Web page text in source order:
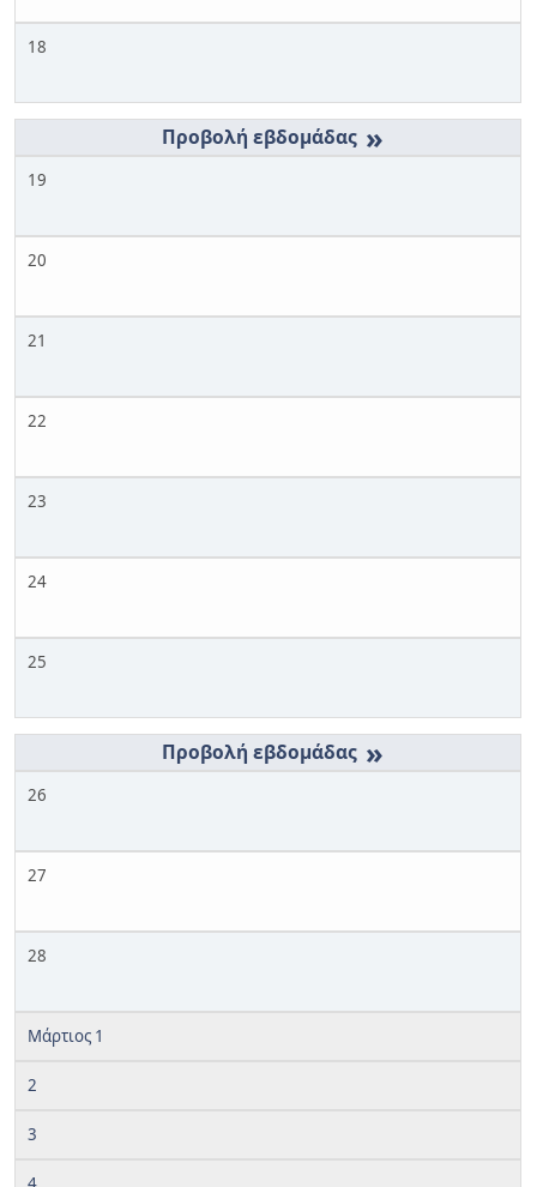
18
»
19
20
21
22
23
24
25
»
26
27
28
Μάρτιος 1
2
3